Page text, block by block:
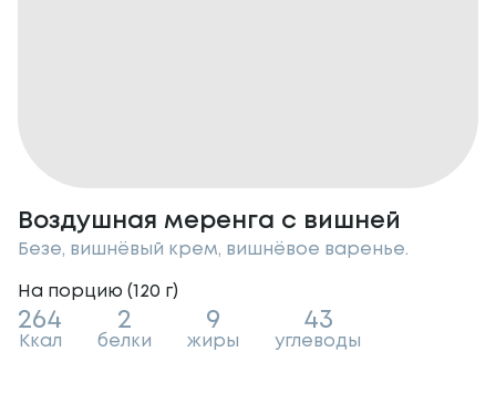
Воздушная меренга с вишней
Безе, вишнёвый крем, вишнёвое варенье.
На порцию (120 г)
264
Ккал
2
белки
9
жиры
43
углеводы